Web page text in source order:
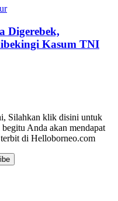
Digerebek,
Kasum TNI
Silahkan klik disini untuk
Anda akan mendapat
di Helloborneo.com